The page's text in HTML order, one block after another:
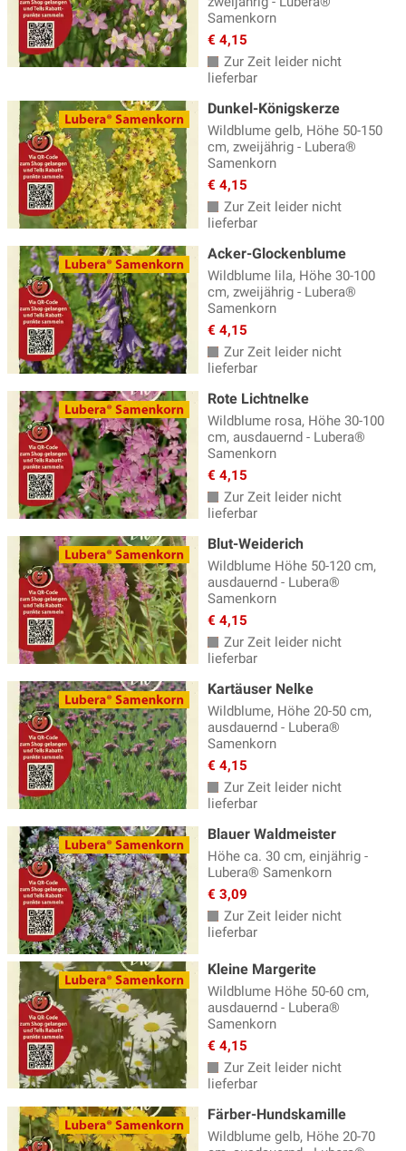
Samenkorn
€ 4,15
Zur Zeit leider nicht
lieferbar
Dunkel-Königskerze
Wildblume gelb, Höhe 50-150
cm, zweijährig - Lubera®
Samenkorn
€ 4,15
Zur Zeit leider nicht
lieferbar
Acker-Glockenblume
Wildblume lila, Höhe 30-100
cm, zweijährig - Lubera®
Samenkorn
€ 4,15
Zur Zeit leider nicht
lieferbar
Rote Lichtnelke
Wildblume rosa, Höhe 30-100
cm, ausdauernd - Lubera®
Samenkorn
€ 4,15
Zur Zeit leider nicht
lieferbar
Blut-Weiderich
Wildblume Höhe 50-120 cm,
ausdauernd - Lubera®
Samenkorn
€ 4,15
Zur Zeit leider nicht
lieferbar
Kartäuser Nelke
Wildblume, Höhe 20-50 cm,
ausdauernd - Lubera®
Samenkorn
€ 4,15
Zur Zeit leider nicht
lieferbar
Blauer Waldmeister
Höhe ca. 30 cm, einjährig -
Lubera® Samenkorn
€ 3,09
Zur Zeit leider nicht
lieferbar
Kleine Margerite
Wildblume Höhe 50-60 cm,
ausdauernd - Lubera®
Samenkorn
€ 4,15
Zur Zeit leider nicht
lieferbar
Färber-Hundskamille
Wildblume gelb, Höhe 20-70